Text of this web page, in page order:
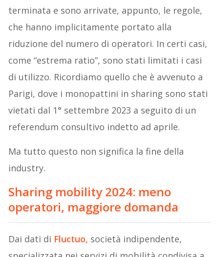
terminata e sono arrivate, appunto, le regole,
che hanno implicitamente portato alla
riduzione del numero di operatori. In certi casi,
come “estrema ratio”, sono stati limitati i casi
di utilizzo. Ricordiamo quello che è avvenuto a
Parigi, dove i monopattini in sharing sono stati
vietati dal 1° settembre 2023 a seguito di un
referendum consultivo indetto ad aprile.
Ma tutto questo non significa la fine della
industry.
Sharing mobility 2024: meno
operatori, maggiore domanda
Dai dati di Fluctuo, società indipendente,